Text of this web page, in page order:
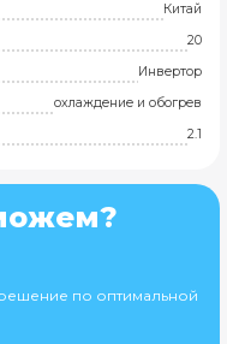
Китай
20
Инвертор
охлаждение и обогрев
2.1
по оптимальной